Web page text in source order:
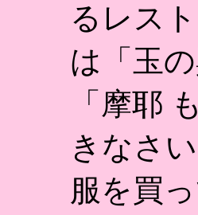
るレス
は「玉
「摩耶
きなさ
服を買